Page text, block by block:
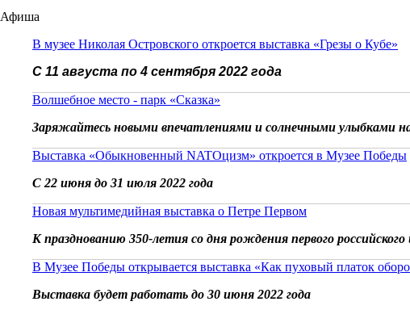
Афиша
В музее Николая Островского откроется выставка «Грезы о Кубе»
С 11 августа по 4 сентября 2022 года
Волшебное место - парк «Сказка»
Заряжайтесь новыми впечатлениями и солнечными улыбками
Выставка «Обыкновенный NATOцизм» откроется в Музее Победы
С 22 июня до 31 июля 2022 года
Новая мультимедийная выставка о Петре Первом
К празднованию 350-летия со дня рождения первого
В Музее Победы открывается выставка «Как пуховый платок
Выставка будет работать до 30 июня 2022 года